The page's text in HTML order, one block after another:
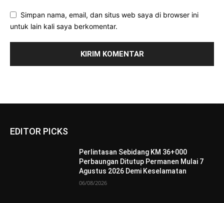
Simpan nama, email, dan situs web saya di browser ini
untuk lain kali saya berkomentar.
EDITOR PICKS
Perlintasan Sebidang KM 36+000
Perbaungan Ditutup Permanen Mulai 7
Agustus 2026 Demi Keselamatan
06/08/2026